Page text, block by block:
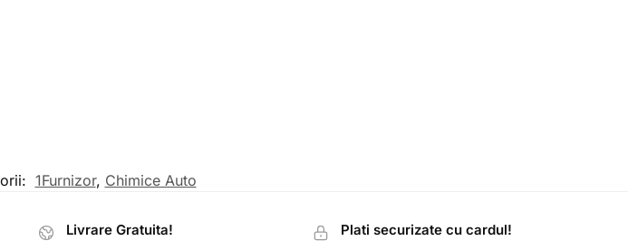
1Furnizor, Chimice Auto
Livrare Gratuita! Plati securizate cu cardul!